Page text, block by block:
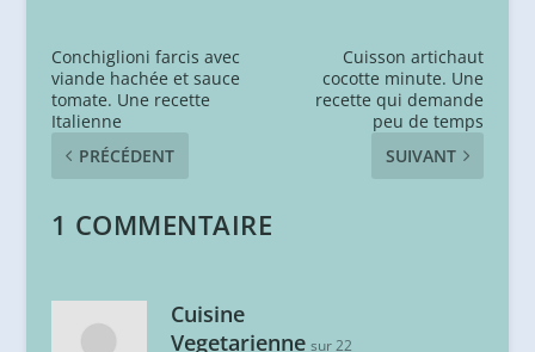
Conchiglioni farcis avec
viande hachée et sauce
tomate. Une recette
Italienne
PRÉCÉDENT
Cuisson artichaut
cocotte minute. Une
recette qui demande
peu de temps
SUIVANT
1 COMMENTAIRE
Cuisine
Vegetarienne